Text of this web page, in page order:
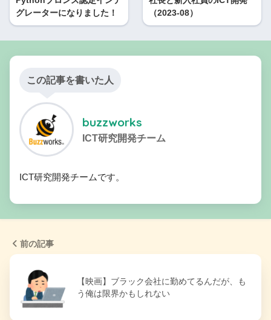
グレーターになりました！
（2023-08）
この記事を書いた人
buzzworks
ICT研究開発チーム
ICT研究開発チームです。
前の記事
【映画】ブラック会社に勤めてるんだが、も
う俺は限界かもしれない